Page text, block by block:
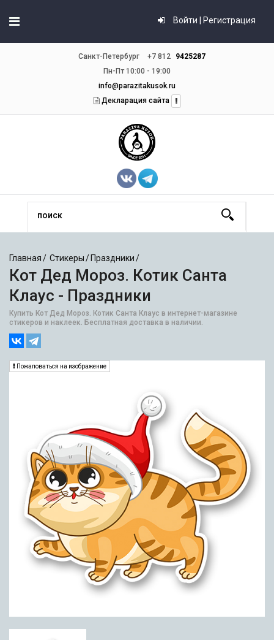
Войти | Регистрация
Санкт-Петербург +7 812
9425287
Пн-Пт 10:00 - 19:00
info@parazitakusok.ru
Декларация сайта
Главная Стикеры Праздники
Кот Дед Мороз. Котик Санта
Клаус - Праздники
Купить Кот Дед Мороз. Котик Санта Клаус в интернет-магазине
стикеров и наклеек. Бесплатная доставка в наличии.
Пожаловаться на изображение